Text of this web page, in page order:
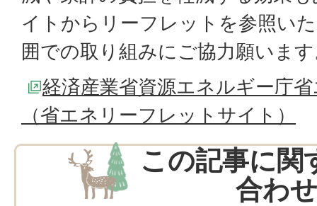
イトからリーフレットを参照い
囲での取り組みにご協力願いま
経済産業省資源エネルギー庁
（省エネリーフレットサイト）
この記事に関
合わ